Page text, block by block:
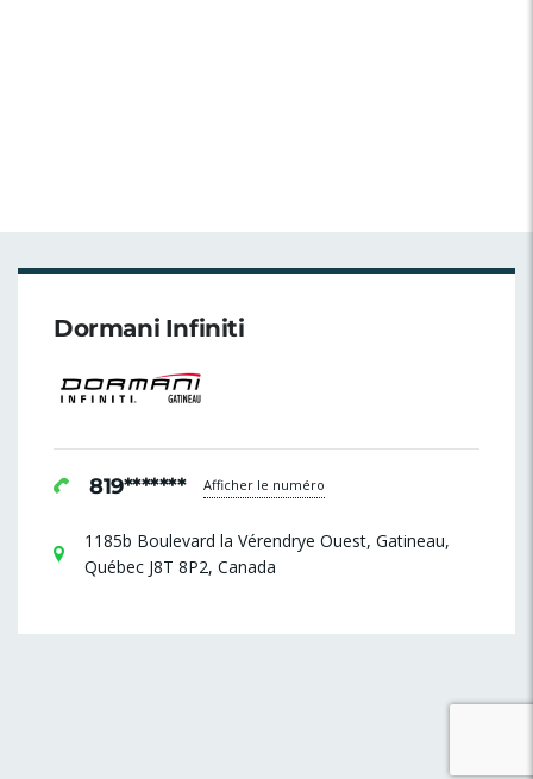
Dormani Infiniti
819******* Afficher le numéro
1185b Boulevard la Vérendrye Ouest, Gatineau,
Québec J8T 8P2, Canada